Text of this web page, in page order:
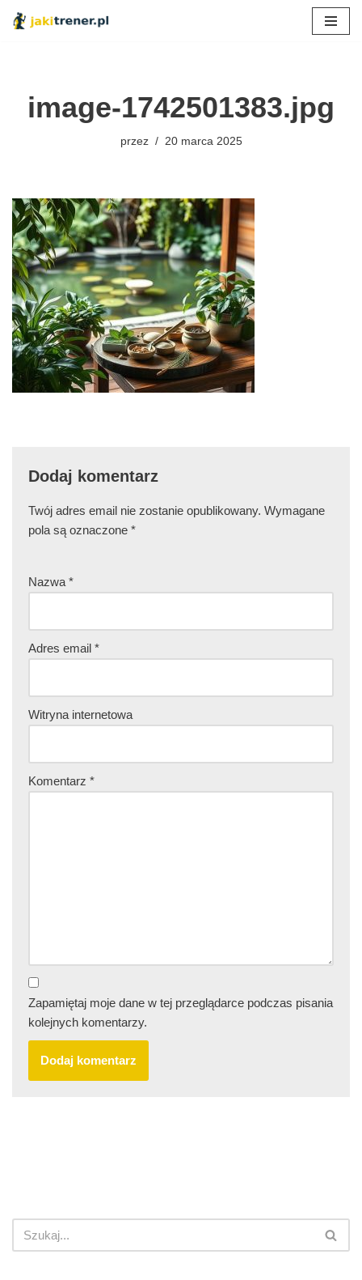
image-1742501383.jpg
przez 20 marca 2025
Dodaj komentarz
Twój adres email nie zostanie opublikowany. Wymagane
pola są oznaczone *
Nazwa *
Adres email *
Witryna internetowa
Komentarz *
Zapamiętaj moje dane w tej przeglądarce podczas pisania
kolejnych komentarzy.